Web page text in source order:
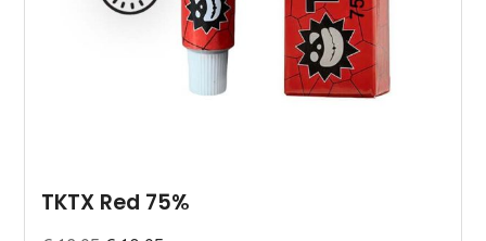
TKTX Red 75%